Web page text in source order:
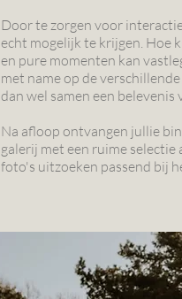
Door te zorgen voor
echt mogelijk te krijgen. Hoe
en pure momenten kan
met name op de
dan wel samen een
Na afloop ontvangen jullie
galerij met een ruime
foto's uitzoeken passend bij